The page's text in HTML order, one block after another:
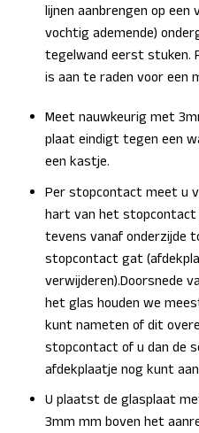
lijnen aanbrengen op
vochtig ademende)
tegelwand eerst stuken.
is aan te raden voor een
Meet nauwkeurig met
plaat eindigt tegen een
een kastje.
Per stopcontact meet u
hart van het stopcontact
tevens vanaf onderzijde
stopcontact gat
verwijderen).Doorsnede
het glas houden we
kunt nameten of dit
stopcontact of u dan de
afdekplaatje nog kunt
U plaatst de glasplaat
3mm mm boven het